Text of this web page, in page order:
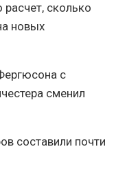
сколько
новых
с
сменил
составили почти